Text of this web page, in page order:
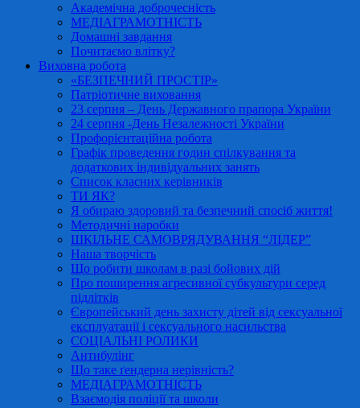
Академічна доброчесність
МЕДІАГРАМОТНІСТЬ
Домашні завдання
Почитаємо влітку?
Виховна робота
«БЕЗПЕЧНИЙ ПРОСТІР»
Патріотичне виховання
23 серпня – День Державного прапора України
24 серпня -День Незалежності України
Профорієнтаційна робота
Графік проведення годин спілкування та
додаткових індивідуальних занять
Список класних керівників
ТИ ЯК?
Я обираю здоровий та безпечний спосіб життя!
Методичні наробки
ШКІЛЬНЕ САМОВРЯДУВАННЯ “ЛІДЕР”
Наша творчість
Що робити школам в разі бойових дій
Про поширення агресивної субкультури серед
підлітків
Європейський день захисту дітей від сексуальної
експлуатації і сексуального насильства
СОЦІАЛЬНІ РОЛИКИ
Антибулінг
Що таке ґендерна нерівність?
МЕДІАГРАМОТНІСТЬ
Взаємодія поліції та школи